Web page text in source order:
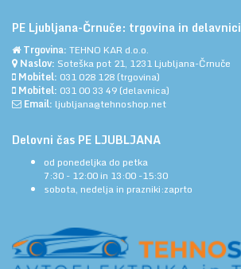
PE Ljubljana-Črnuče: trgovina in delavnici
Trgovina: TEHNO KAR d.o.o.
Naslov: Soteška pot 21, 1231 Ljubljana-Črnuče
Mobitel: 031 028 128 (trgovina)
Mobitel: 031 00 33 49 (delavnica)
Email: ljubljana@tehnoshop.net
Delovni čas PE LJUBLJANA
od ponedeljka do petka
7:30 - 12:00 in 13:00 -15:30
sobota, nedelja in prazniki:zaprto